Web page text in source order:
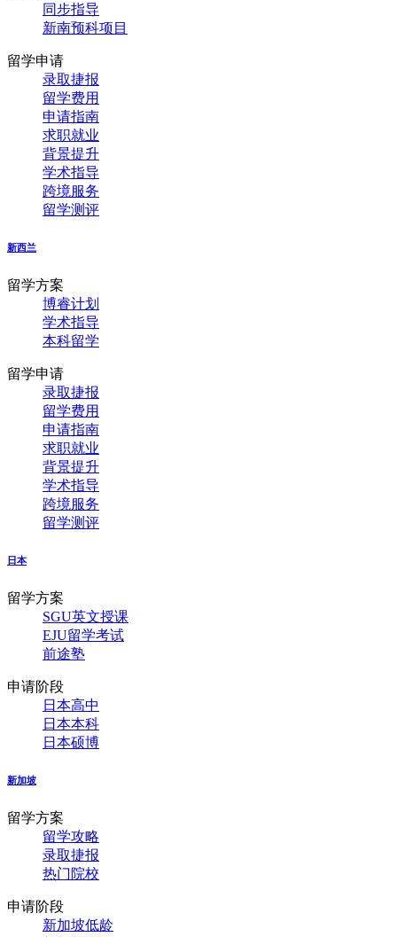
同步指导
新南预科项目
留学申请
录取捷报
留学费用
申请指南
求职就业
背景提升
学术指导
跨境服务
留学测评
新西兰
留学方案
博睿计划
学术指导
本科留学
留学申请
录取捷报
留学费用
申请指南
求职就业
背景提升
学术指导
跨境服务
留学测评
日本
留学方案
SGU英文授课
EJU留学考试
前途塾
申请阶段
日本高中
日本本科
日本硕博
新加坡
留学方案
留学攻略
录取捷报
热门院校
申请阶段
新加坡低龄